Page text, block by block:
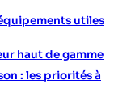
utiles
haut de gamme
: les priorités à